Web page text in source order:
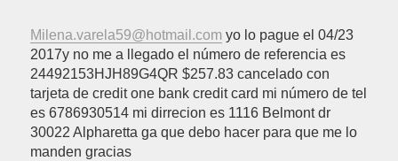
Milena.varela59@hotmail.com yo lo pague el 04/23
2017y no me a llegado el número de referencia es
24492153HJH89G4QR $257.83 cancelado con
tarjeta de credit one bank credit card mi número de tel
es 6786930514 mi dirrecion es 1116 Belmont dr
30022 Alpharetta ga que debo hacer para que me lo
manden gracias